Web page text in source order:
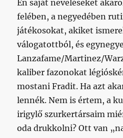
Én saját neveléseket
felében, a negyedében
játékosokat, akiket
válogatottból, és
Lanzafame/Martinez/
kaliber fazonokat
mostani Fradit. Ha azt
lennék. Nem is értem, a
irigylő szurkertársaim
oda drukkolni? Ott van